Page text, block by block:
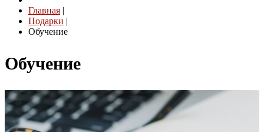
Главная |
Подарки |
Обучение
Обучение